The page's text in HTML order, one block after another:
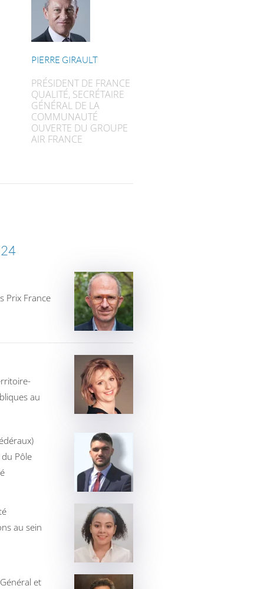
PIERRE GIRAULT
PRÉSIDENT DE FRANCE
QUALITÉ, SECRÉTAIRE
GÉNÉRAL DE LA
COMMUNAUTÉ
OUVERTE DU GROUPE
AIR FRANCE
Prix France
au
Pôle
au sein
et